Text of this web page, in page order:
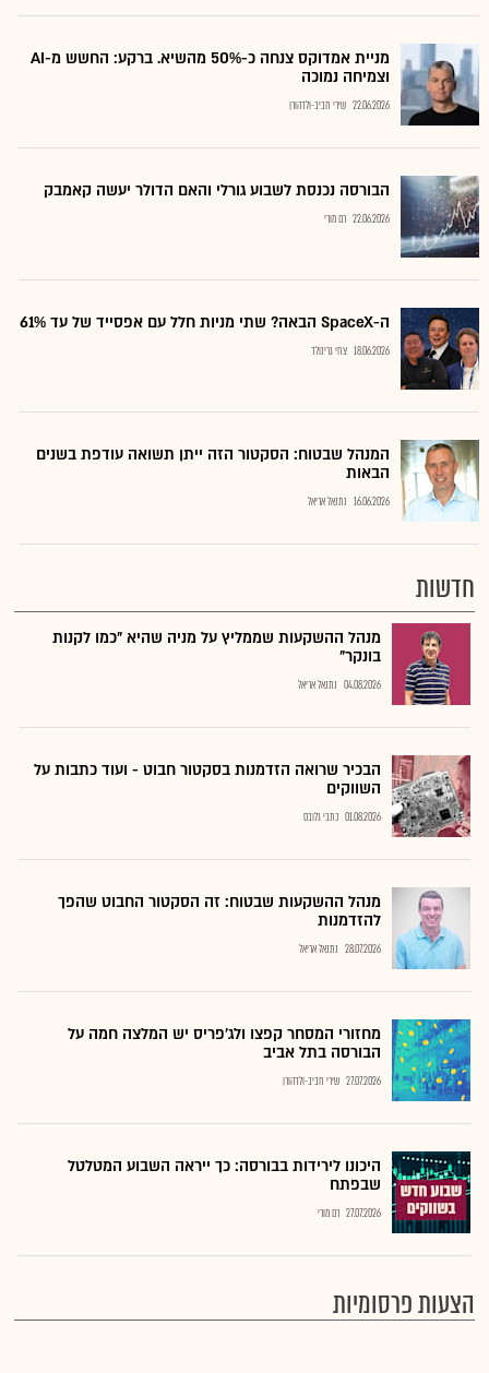
מניית אמדוקס צנחה כ-50% מהשיא. ברקע: החשש מ-AI
וצמיחה נמוכה
22.06.2026 שירי חביב-ולדהורן
הבורסה נכנסת לשבוע גורלי והאם הדולר יעשה קאמבק
22.06.2026 רם מורי
ה-SpaceX הבאה? שתי מניות חלל עם אפסייד של עד 61%
18.06.2026 צחי גרינולד
המנהל שבטוח: הסקטור הזה ייתן תשואה עודפת בשנים
הבאות
16.06.2026 נתנאל אריאל
חדשות
מנהל ההשקעות שממליץ על מניה שהיא "כמו לקנות
בונקר"
04.08.2026 נתנאל אריאל
הבכיר שרואה הזדמנות בסקטור חבוט - ועוד כתבות על
השווקים
01.08.2026 כתבי גלובס
מנהל ההשקעות שבטוח: זה הסקטור החבוט שהפך
להזדמנות
28.07.2026 נתנאל אריאל
מחזורי המסחר קפצו ולג'פריס יש המלצה חמה על
הבורסה בתל אביב
27.07.2026 שירי חביב-ולדהורן
היכונו לירידות בבורסה: כך ייראה השבוע המטלטל
שבפתח
27.07.2026 רם מורי
הצעות פרסומיות